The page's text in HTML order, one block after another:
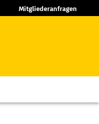
Mitgliederanfragen